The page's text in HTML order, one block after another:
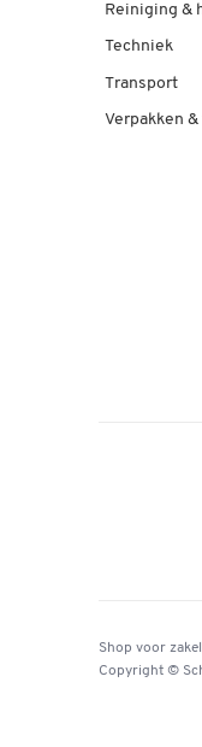
Reiniging &
Techniek
Transport
Verpakken
Shop voor
Copyright ©